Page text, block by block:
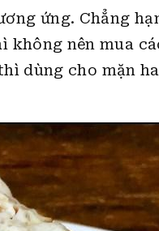
ứng. Chẳng
không nên mua
dùng cho mặn